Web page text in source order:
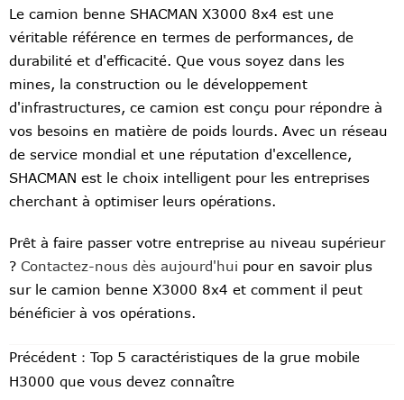
Le camion benne SHACMAN X3000 8x4 est une
véritable référence en termes de performances, de
durabilité et d'efficacité. Que vous soyez dans les
mines, la construction ou le développement
d'infrastructures, ce camion est conçu pour répondre à
vos besoins en matière de poids lourds. Avec un réseau
de service mondial et une réputation d'excellence,
SHACMAN est le choix intelligent pour les entreprises
cherchant à optimiser leurs opérations.
Prêt à faire passer votre entreprise au niveau supérieur
? Contactez-nous dès aujourd'hui pour en savoir plus
sur le camion benne X3000 8x4 et comment il peut
bénéficier à vos opérations.
Précédent： Top 5 caractéristiques de la grue mobile
H3000 que vous devez connaître